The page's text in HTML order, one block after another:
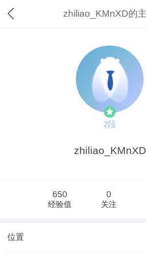
zhiliao_KMnXD的
2段
zhiliao_KMnXD
650
经验值
0
关注
位置